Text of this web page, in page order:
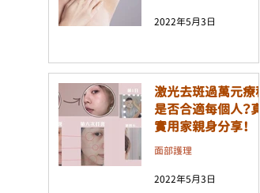
2022年5月3日
激光去斑過萬元療程
是否合適每個人？真
實用家親身分享！
面部護理
2022年5月3日